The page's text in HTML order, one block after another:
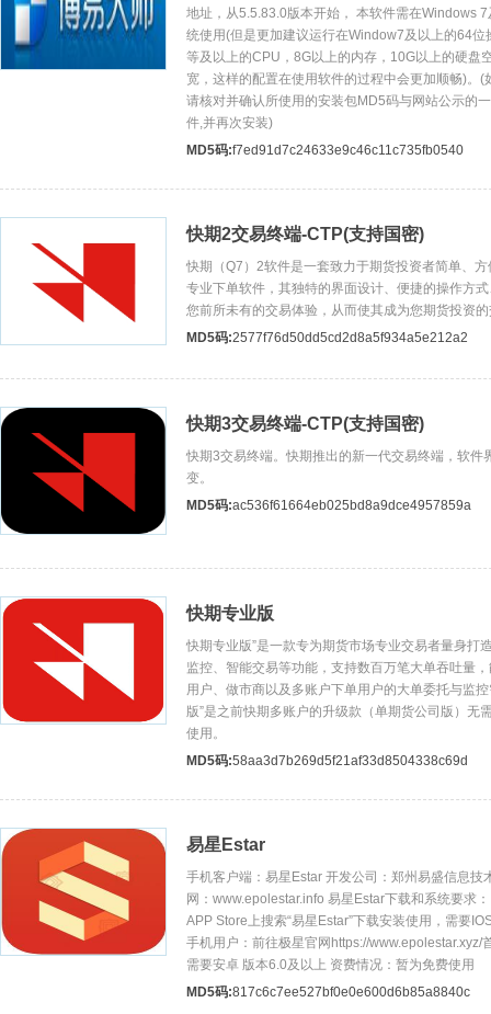
地址，从5.5.83.0版本开始， 本软件需在Windows
统使用(但是更加建议运行在Window7及以上的64位
等及以上的CPU，8G以上的内存，10G以上的硬盘
宽，这样的配置在使用软件的过程中会更加顺畅)。(
请核对并确认所使用的安装包MD5码与网站公示的
件,并再次安装)
MD5码:f7ed91d7c24633e9c46c11c735fb0540
快期2交易终端-CTP(支持国密)
快期（Q7）2软件是一套致力于期货投资者简单、
专业下单软件，其独特的界面设计、便捷的操作方
您前所未有的交易体验，从而使其成为您期货投资
MD5码:2577f76d50dd5cd2d8a5f934a5e212a2
快期3交易终端-CTP(支持国密)
快期3交易终端。快期推出的新一代交易终端，软件
变。
MD5码:ac536f61664eb025bd8a9dce4957859a
快期专业版
快期专业版”是一款专为期货市场专业交易者量身打
监控、智能交易等功能，支持数百万笔大单吞吐量
用户、做市商以及多账户下单用户的大单委托与监
版”是之前快期多账户的升级款（单期货公司版）无
使用。
MD5码:58aa3d7b269d5f21af33d8504338c69d
易星Estar
手机客户端：易星Estar 开发公司：郑州易盛信息技
网：www.epolestar.info 易星Estar下载和系统要求
APP Store上搜索“易星Estar”下载安装使用，需要
手机用户：前往极星官网https://www.epolestar.xyz/
需要安卓 版本6.0及以上 资费情况：暂为免费使用
MD5码:817c6c7ee527bf0e0e600d6b85a8840c